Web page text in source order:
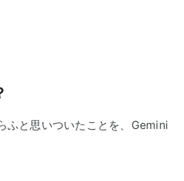
ふと思いついたことを、Gemini